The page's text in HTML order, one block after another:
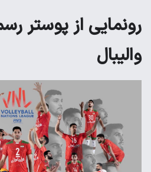
رونمایی از پوستر
والیبال